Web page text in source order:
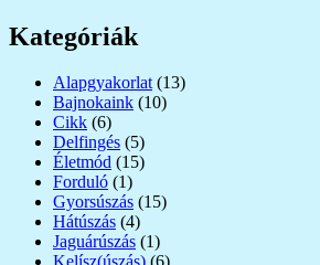
Kategóriák
Alapgyakorlat(13)
Bajnokaink (10)
Cikk (6)
Delfingés (5)
Életmód (15)
Forduló (1)
Gyorsúszás (15)
Hátúszás (4)
Jaguárúszás (1)